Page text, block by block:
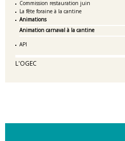
Commission restauration juin
La fête foraine à la cantine
Animations
Animation carnaval à la cantine
API
L'OGEC